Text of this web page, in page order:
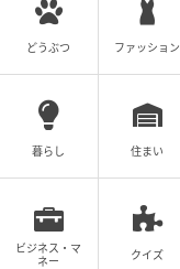
どうぶつ ファッション
暮らし 住まい
ビジネス・マ
ネー
クイズ